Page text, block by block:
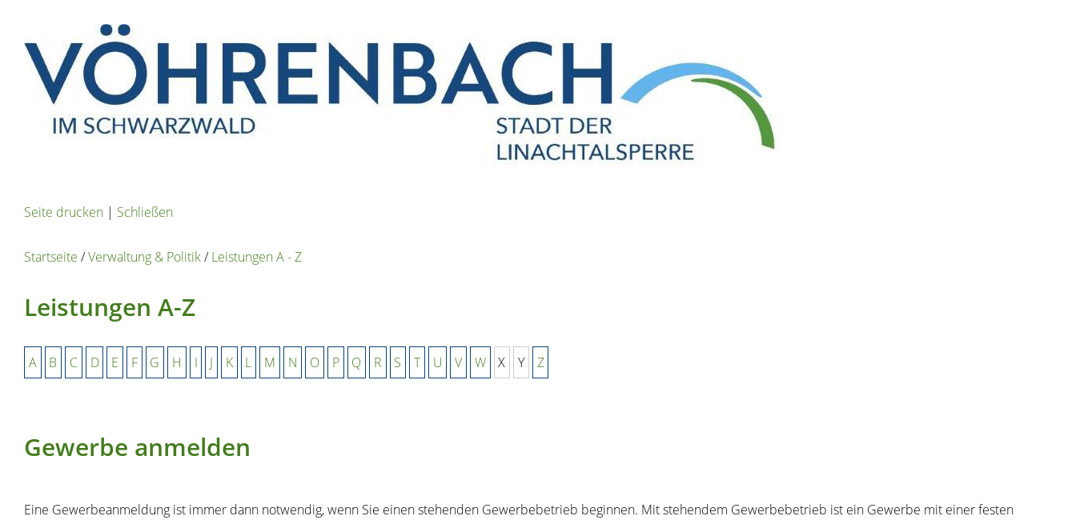
Seite drucken | Schließen
Startseite /Verwaltung & Politik/Leistungen A - Z
Leistungen A-Z
A B C D E F G H I J K L M N O P Q R S T U V W X Y Z
Gewerbe anmelden
Eine Gewerbeanmeldung ist immer dann notwendig, wenn Sie einen stehenden Gewerbebetrieb beginnen. Mit stehendem Gewerbebetrieb ist ein Gewerbe mit einer festen